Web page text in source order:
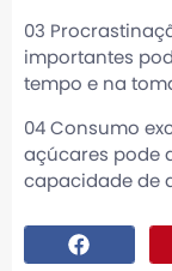
03
importantes
tempo e na
04 Consumo
açúcares pode
capacidade de